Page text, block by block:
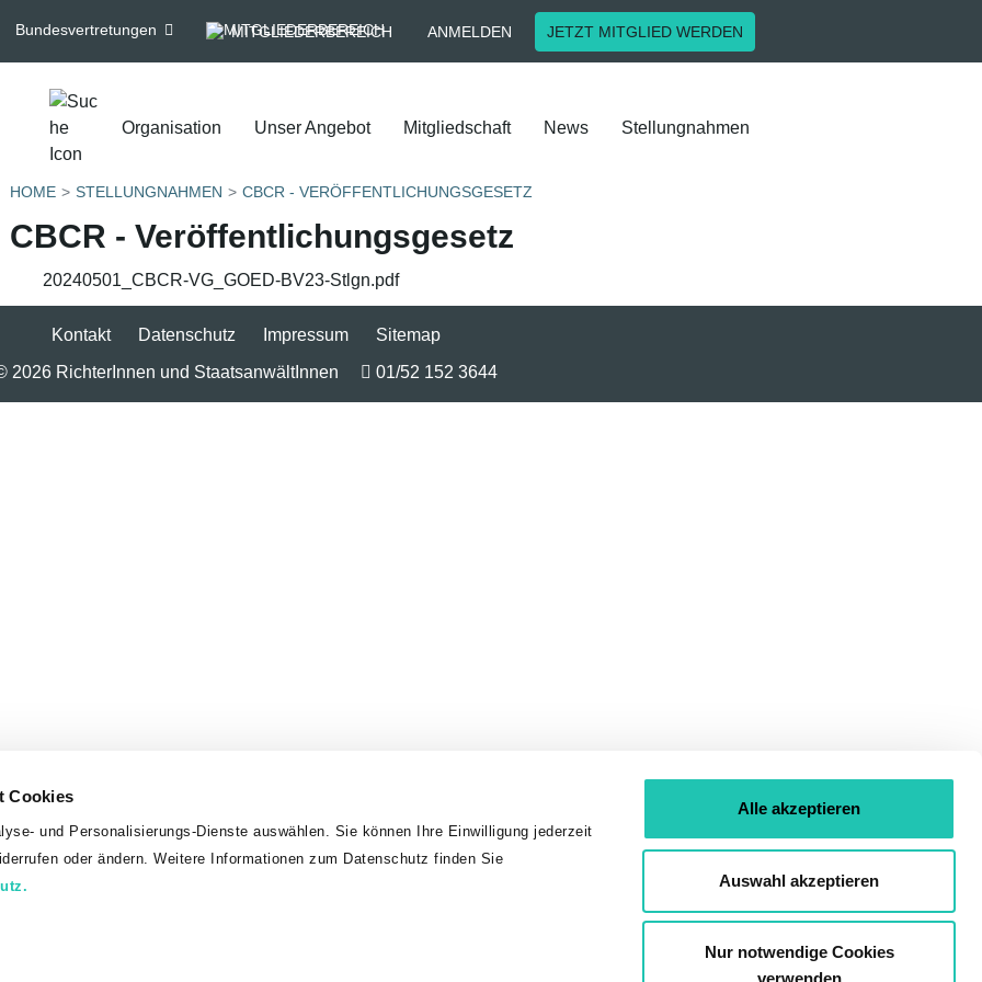
Cookies
und Personalisierungs-Dienste auswählen. Sie können Ihre Einwilligung jederzeit
oder ändern. Weitere Informationen zum Datenschutz finden Sie
Alle akzeptieren
Auswahl akzeptieren
Nur notwendige Cookies
verwenden
Bundesvertretungen MITGLIEDERBEREICH ANMELDEN JETZT MITGLIED WERDEN
Organisation Unser Angebot Mitgliedschaft News Stellungnahmen
HOME STELLUNGNAHMEN CBCR - VERÖFFENTLICHUNGSGESETZ
CBCR - Veröffentlichungsgesetz
20240501_CBCR-VG_GOED-BV23-Stlgn.pdf
Kontakt Datenschutz Impressum
Sitemap
2026 RichterInnen und StaatsanwältInnen
01/52 152 3644